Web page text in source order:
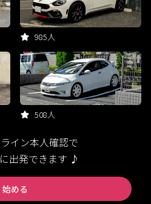
985人
508人
イン本人確認で
出発できます ♪
始める